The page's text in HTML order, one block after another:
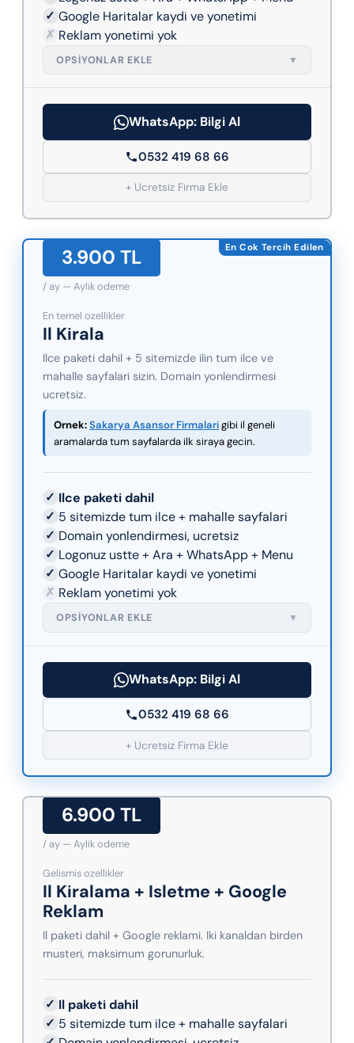
✓ Google Haritalar kaydi ve yonetimi
✗ Reklam yonetimi yok
OPSIYONLAR EKLE ▼
WhatsApp: Bilgi Al
0532 419 68 66
+ Ucretsiz Firma Ekle
En Cok Tercih Edilen
3.900 TL
/ ay — Aylik odeme
En temel ozellikler
Il Kirala
Ilce paketi dahil + 5 sitemizde ilin tum ilce ve
mahalle sayfalari sizin. Domain yonlendirmesi
ucretsiz.
Ornek:Sakarya Asansor Firmalarigibi il geneli
aramalarda tum sayfalarda ilk siraya gecin.
✓ Ilce paketi dahil
✓ 5 sitemizde tum ilce + mahalle sayfalari
✓ Domain yonlendirmesi, ucretsiz
✓ Logonuz ustte + Ara + WhatsApp + Menu
✓ Google Haritalar kaydi ve yonetimi
✗ Reklam yonetimi yok
OPSIYONLAR EKLE ▼
WhatsApp: Bilgi Al
0532 419 68 66
+ Ucretsiz Firma Ekle
6.900 TL
/ ay — Aylik odeme
Gelismis ozellikler
Il Kiralama + Isletme + Google
Reklam
Il paketi dahil + Google reklami. Iki kanaldan birden
musteri, maksimum gorunurluk.
✓ Il paketi dahil
✓ 5 sitemizde tum ilce + mahalle sayfalari